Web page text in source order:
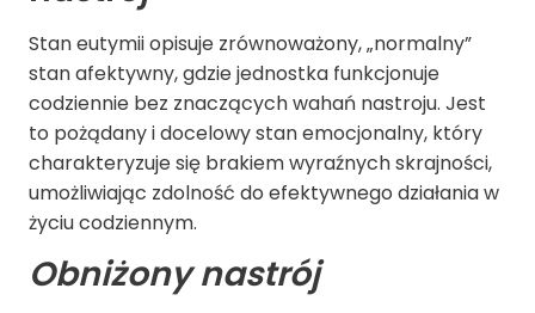
Stan eutymii opisuje zrównoważony, „normalny”
stan afektywny, gdzie jednostka funkcjonuje
codziennie bez znaczących wahań nastroju. Jest
to pożądany i docelowy stan emocjonalny, który
charakteryzuje się brakiem wyraźnych skrajności,
umożliwiając zdolność do efektywnego działania w
życiu codziennym.
Obniżony nastrój